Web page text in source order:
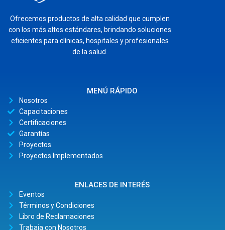
Ofrecemos productos de alta calidad que cumplen
con los más altos estándares, brindando soluciones
eficientes para clínicas, hospitales y profesionales
de la salud.
MENÚ RÁPIDO
Nosotros
Capacitaciones
Certificaciones
Garantías
Proyectos
Proyectos Implementados
ENLACES DE INTERÉS
Eventos
Términos y Condiciones
Libro de Reclamaciones
Trabaja con Nosotros